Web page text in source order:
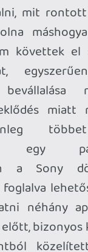
egyszerűen
lakásban hozzá,
a valóságtól
Számos oka
elmaradásának,
idővel
bizonyos kritikus
jelenleg érezhetően
pozícionálja
VR-megoldását a
önálló, saját lábán
Nem lenne
időszakban - ilyen
törni felette,
invesztálnak
afacebookvagy az
elárasztani